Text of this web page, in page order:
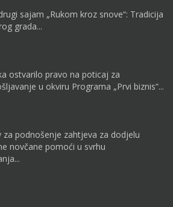
sajam „Rukom kroz snove“: Tradicija
grada...
ostvarilo pravo na poticaj za
u okviru Programa „Prvi biznis“...
za podnošenje zahtjeva za dodjelu
novčane pomoći u svrhu